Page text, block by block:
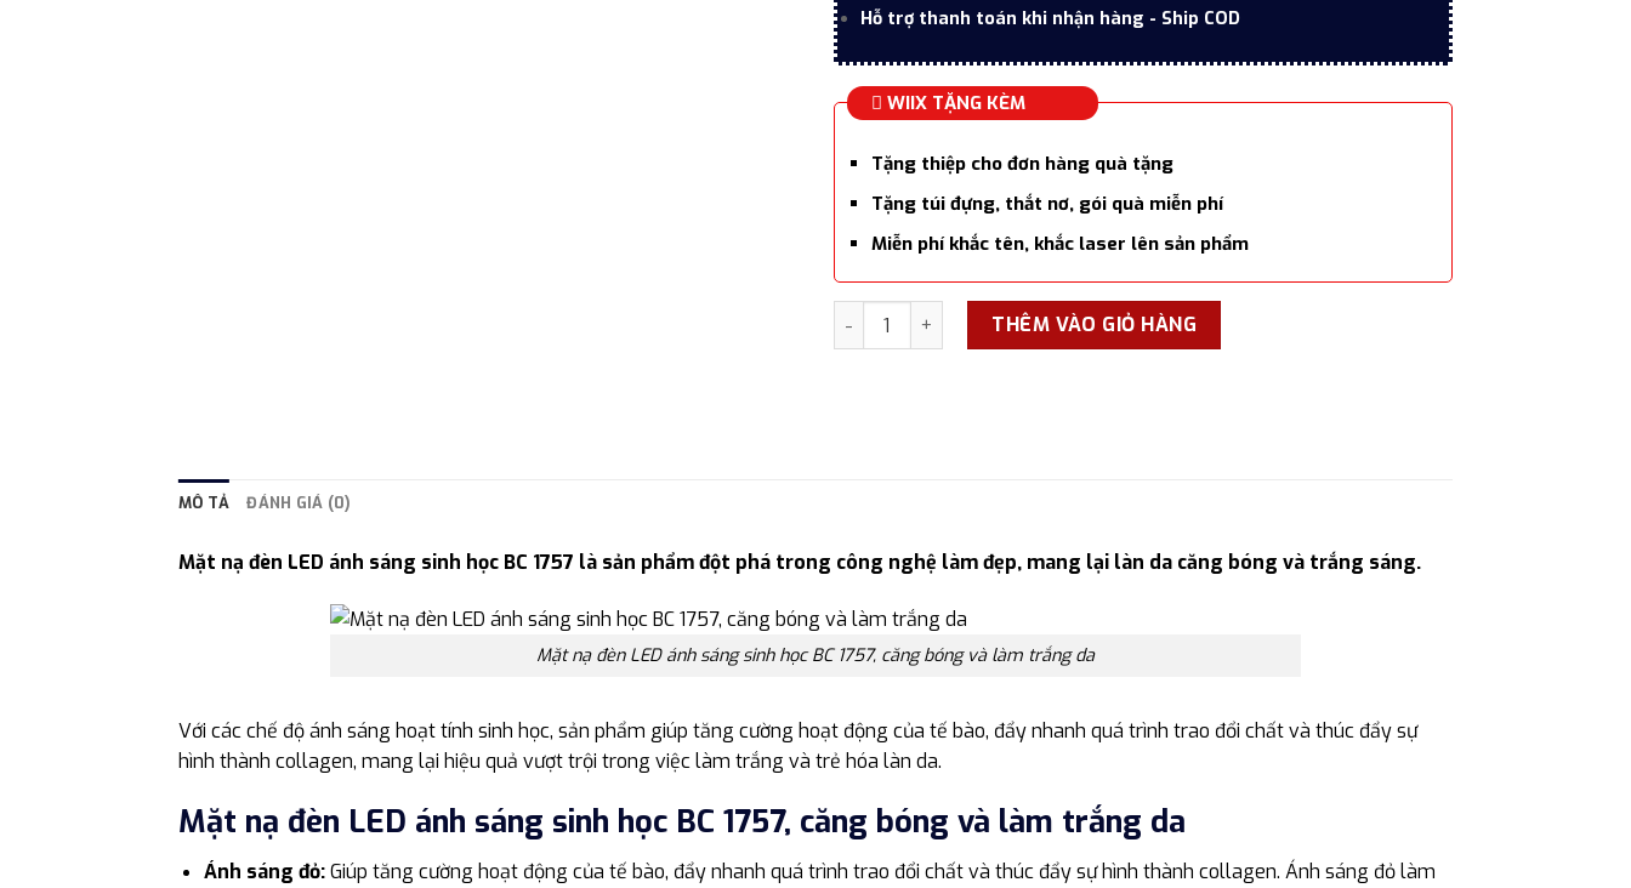
Hỗ trợ thanh toán khi nhận hàng - Ship COD
WIIX TẶNG KÈM
Tặng thiệp cho đơn hàng quà tặng
Tặng túi đựng, thắt nơ, gói quà miễn phí
Miễn phí khắc tên, khắc laser lên sản phẩm
Mặt nạ đèn LED ánh sáng sinh học BC 1757, căng bóng và làm trắng da số lượng
THÊM VÀO GIỎ HÀNG
MÔ TẢ ĐÁNH GIÁ (0)
Mặt nạ đèn LED ánh sáng sinh học BC 1757 là sản phẩm đột phá trong công nghệ làm đẹp, mang lại làn da căng bóng và trắng sáng.
Mặt nạ đèn LED ánh sáng sinh học BC 1757, căng bóng và làm trắng da
Với các chế độ ánh sáng hoạt tính sinh học, sản phẩm giúp tăng cường hoạt động của tế bào, đẩy nhanh quá trình trao đổi chất và thúc đẩy sự
hình thành collagen, mang lại hiệu quả vượt trội trong việc làm trắng và trẻ hóa làn da.
Mặt nạ đèn LED ánh sáng sinh học BC 1757, căng bóng và làm trắng da
Ánh sáng đỏ:Giúp tăng cường hoạt động của tế bào, đẩy nhanh quá trình trao đổi chất và thúc đẩy sự hình thành collagen. Ánh sáng đỏ làm